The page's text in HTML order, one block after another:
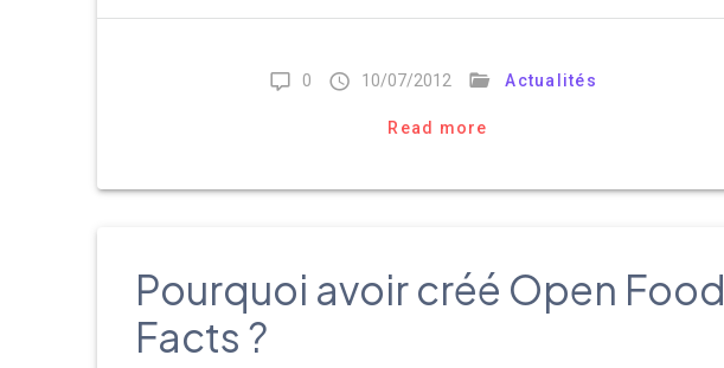
0 10/07/2012 Actualités
Read more
Pourquoi avoir créé Open Food
Facts ?